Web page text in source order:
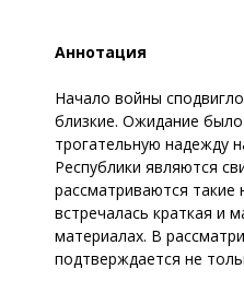
Аннотация
Начало войны
близкие. Ожидание
трогательную надежду
Республики являются
рассматриваются
встречалась краткая и
материалах. В
подтверждается не